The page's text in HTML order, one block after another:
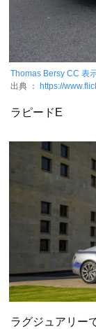
Thomas Bersy CC 表
出典 ： https://
ラピードE
ラグジュアリー